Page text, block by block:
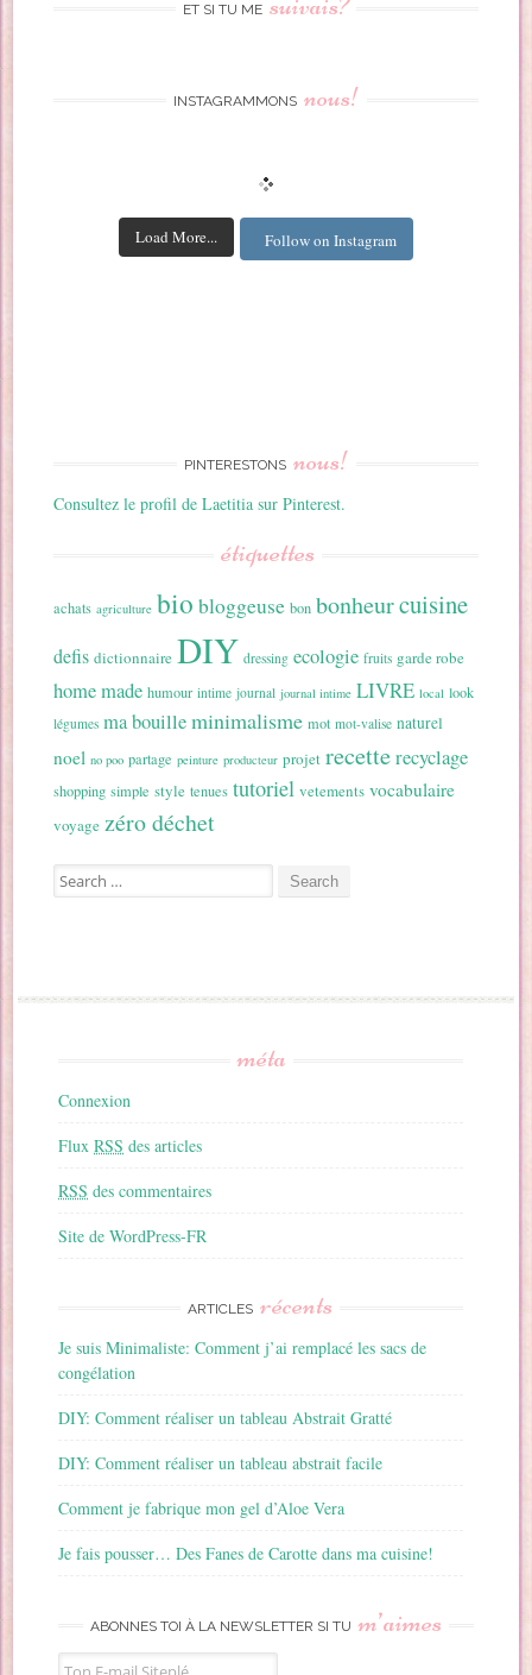
ET SI TU ME
INSTAGRAMMONS nous!
Load More... Follow on Instagram
PINTERESTONS nous!
Consultez le profil de Laetitia sur Pinterest.
étiquettes
achats agriculture bio bloggeuse bon bonheurcuisine
defis dictionnaire DIY dressing ecologie fruits garde robe
home made humour intime journal journal intime LIVRE local look
légumes ma bouilleminimalisme mot mot-valise naturel
noel no poo partage peinture producteur projet recetterecyclage
shopping simple style tenues tutoriel vetements vocabulaire
voyage zéro déchet
Search for:
méta
Connexion
FluxRSS des articles
RSS des commentaires
Site de WordPress-FR
ARTICLES récents
Je suis Minimaliste: Comment j’ai remplacé les sacs de
congélation
DIY: Comment réaliser un tableau Abstrait Gratté
DIY: Comment réaliser un tableau abstrait facile
Comment je fabrique mon gel d’Aloe Vera
Je fais pousser… Des Fanes de Carotte dans ma cuisine!
ABONNES TOI À LA NEWSLETTER SI TU m’aimes